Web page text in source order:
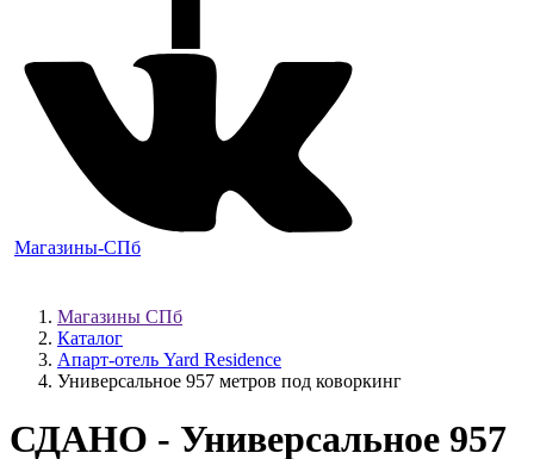
Магазины-СПб
Магазины СПб
Каталог
Апарт-отель Yard Residence
Универсальное 957 метров под коворкинг
СДАНО - Универсальное 957